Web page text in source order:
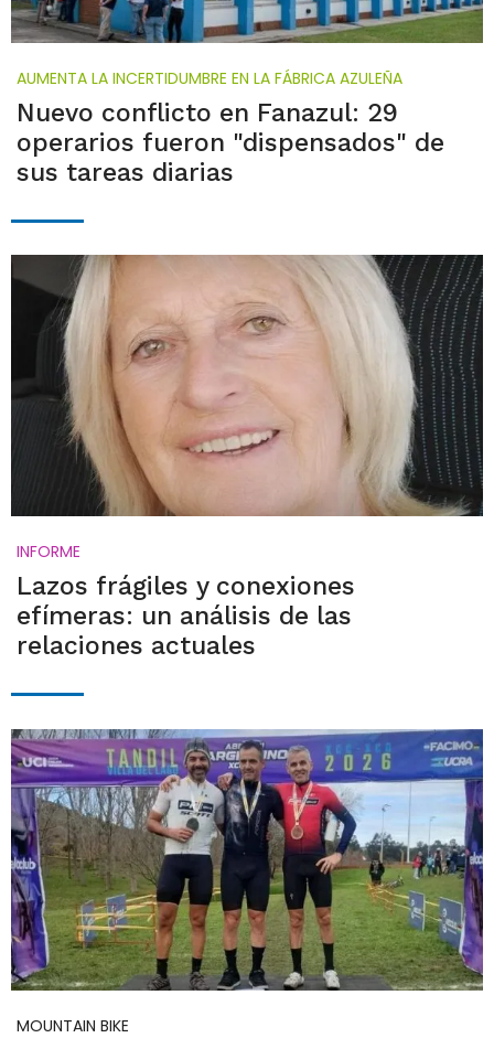
AUMENTA LA INCERTIDUMBRE EN LA FÁBRICA AZULEÑA
Nuevo conflicto en Fanazul: 29
operarios fueron "dispensados" de
sus tareas diarias
INFORME
Lazos frágiles y conexiones
efímeras: un análisis de las
relaciones actuales
MOUNTAIN BIKE